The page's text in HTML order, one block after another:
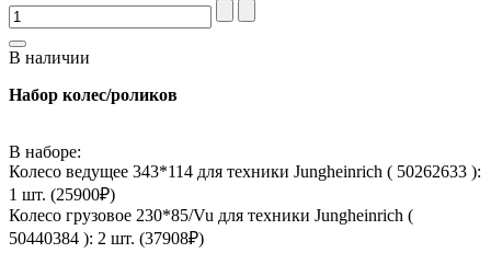
В наличии
Набор колес/роликов
В наборе:
Колесо ведущее 343*114 для техники Jungheinrich ( 50262633 ):
1 шт. (25900₽)
Колесо грузовое 230*85/Vu для техники Jungheinrich (
50440384 ): 2 шт. (37908₽)